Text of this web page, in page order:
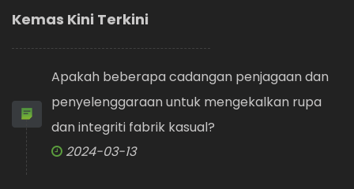
Kemas Kini Terkini
Apakah beberapa cadangan penjagaan dan
penyelenggaraan untuk mengekalkan rupa
dan integriti fabrik kasual?
2024-03-13